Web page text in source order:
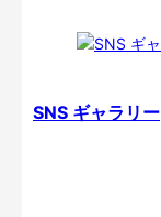
SNS ギャラリー